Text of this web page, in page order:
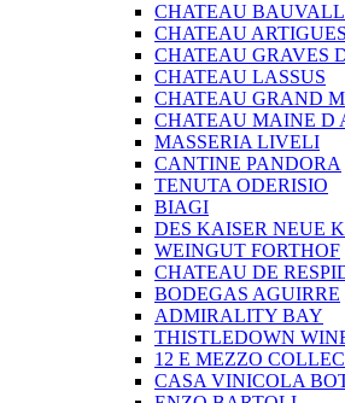
CHATEAU
CHATEAU ARTIGUES
CHATEAU GRAVES
CHATEAU LASSUS
CHATEAU GRAND
CHATEAU MAINE D
MASSERIA LIVELI
CANTINE PANDORA
TENUTA ODERISIO
BIAGI
DES KAISER NEUE
WEINGUT FORTHOF
CHATEAU DE
BODEGAS AGUIRRE
ADMIRALITY BAY
THISTLEDOWN
12 E MEZZO
CASA VINICOLA